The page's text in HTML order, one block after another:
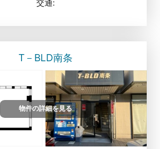
交通:
T－BLD南条
物件の詳細を見る